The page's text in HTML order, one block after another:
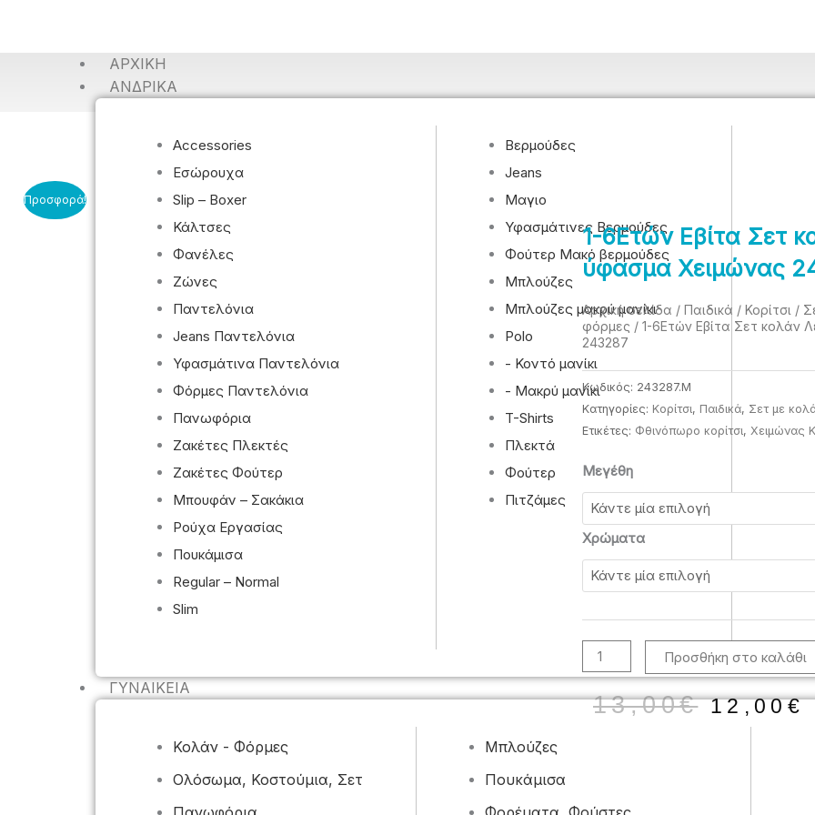
ΑΡΧΙΚΉ
ΑΝΔΡΙΚΆ
Accessories
Εσώρουχα
Slip – Boxer
Κάλτσες
Φανέλες
Ζώνες
Παντελόνια
Jeans Παντελόνια
Υφασμάτινα Παντελόνια
Φόρμες Παντελόνια
Πανωφόρια
Ζακέτες Πλεκτές
Ζακέτες Φούτερ
Μπουφάν – Σακάκια
Ρούχα Εργασίας
Πουκάμισα
Regular – Normal
Slim
Βερμούδες
Jeans
Μαγιο
Υφασμάτινες Βερμούδες
Φούτερ Μακό βερμούδες
Μπλούζες
Μπλούζες μακρύ μανίκι
Polo
- Κοντό μανίκι
- Μακρύ μανίκι
T-Shirts
Πλεκτά
Φούτερ
Πιτζάμες
ΓΥΝΑΙΚΕΊΑ
Κολάν - Φόρμες
Ολόσωμα, Κοστούμια, Σετ
Μπλούζες
Πουκάμισα
Προσφορά!
1-6Eτών Εβίτα Σετ
ύφασμα Χειμώνας
Αρχική σελίδα / Παιδικά / Κορίτσι /
φόρμες / 1-6Eτών Εβίτα Σετ κολάν
243287
Κωδικός: 243287.M
Κατηγορίες: Κορίτσι, Παιδικά, Σετ με
Ετικέτες: Φθινόπωρο κορίτσι, Χειμώνας
Μεγέθη
Χρώματα
1-
6Eτών
Εβίτα
Σετ
Λεπτό
Χειμώνας
243287
ποσότητα
Προσθήκη στο καλάθι
13,00€
price
12,00€